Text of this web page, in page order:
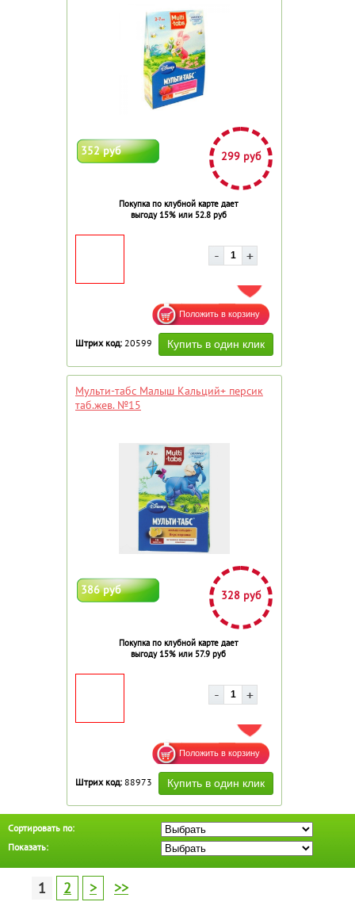
352 руб 299 руб
Покупка по клубной карте дает
выгоду 15% или 52.8 руб
ДОБАВИТЬ В ИЗБРАННОЕ
Штрих код: 20599
Мульти-табс Малыш Кальций+ персик
таб.жев. №15
386 руб 328 руб
Покупка по клубной карте дает
выгоду 15% или 57.9 руб
ДОБАВИТЬ В ИЗБРАННОЕ
Штрих код: 88973
Сортировать по:
Показать:
1 2 > >>